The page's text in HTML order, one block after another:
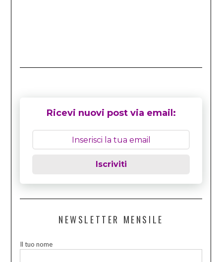
Ricevi nuovi post via email:
Iscriviti
NEWSLETTER MENSILE
Il tuo nome